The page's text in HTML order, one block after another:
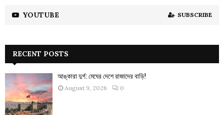
YOUTUBE SUBSCRIBE
RECENT POSTS
আঙ্কারা দুর্গ: মেঘের দেশে রাজাদের বাড়ি!
August 9, 2026 0